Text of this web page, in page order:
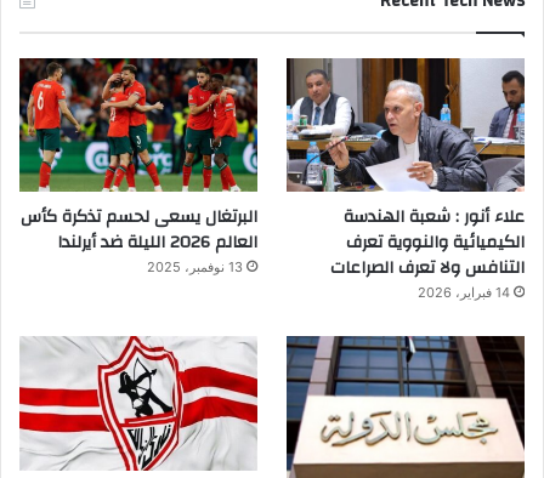
علاء أنور : شعبة الهندسة
الكيميائية والنووية تعرف
التنافس ولا تعرف الصراعات
14 فبراير، 2026
البرتغال يسعى لحسم تذكرة كأس
العالم 2026 الليلة ضد أيرلندا
13 نوفمبر، 2025